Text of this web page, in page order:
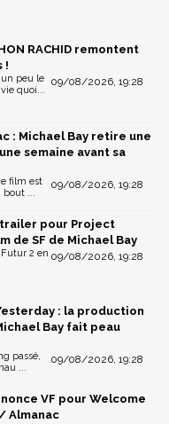
RACHID remontent
!
09/08/2026, 19:28
peu le
quoi...
: Michael Bay retire une
semaine avant sa
09/08/2026, 19:28
film est
bout ...
trailer pour Project
de SF de Michael Bay
09/08/2026, 19:28
2 en
: la production
Bay fait peau
09/08/2026, 19:28
passé,
...
VF pour Welcome
Almanac